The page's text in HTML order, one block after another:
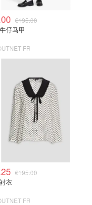
€195.00
仔马甲
FR
€195.00
衣
FR